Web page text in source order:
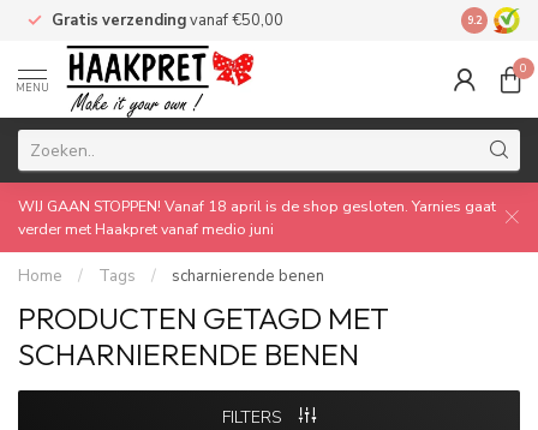
Gratis verzendingvanaf €50,00 Made by
9.2
MENU
0
WIJ GAAN STOPPEN! Vanaf 18 april is de shop gesloten. Yarnies gaat
verder met Haakpret vanaf medio juni
Home / Tags / scharnierende benen
PRODUCTEN GETAGD MET
SCHARNIERENDE BENEN
FILTERS